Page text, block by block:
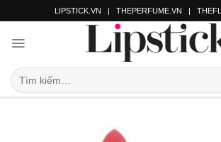
LIPSTICK.VN | THEPERFUME.VN |